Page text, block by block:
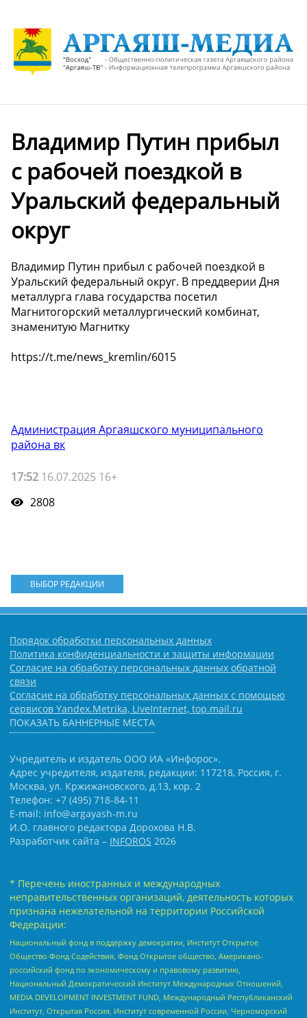
Владимир Путин прибыл
с рабочей поездкой в
Уральский федеральный
округ
Владимир Путин прибыл с рабочей поездкой в
Уральский федеральный округ. В преддверии Дня
металлурга глава государства посетил
Магнитогорский металлургический комбинат,
знаменитую Магнитку
https://t.me/news_kremlin/6015
Администрация Аргаяшского муниципального
района вк
17:52 16.07.2025 16+
2808
ВЫБОР РЕДАКЦИИ
Порядок обработки персональных данных
Политика конфиденциальности и защиты информации
Согласие на обработку персональных данных обратной
связи
Согласие на обработку персональных данных с помощью
сервисов Yandex.Metrika, LiveInternet, top.mail.ru
ПОКАЗАТЬ БАННЕРНЫЕ МЕСТА
Учредитель и издатель ООО ИА «Инфорос».
Адрес учредителя, издателя, редакции: 117218, Россия, г.
Москва, ул. Кржижановского, д.13, кор. 2
Телефон: +7 (495) 718-84-11
E-mail: info@argayash-m.ru
И.О. главного редактора Дорохова Н.В.
Разработчик сайта – INFOROS 2026
* Перечень иностранных и международных
неправительственных организаций, деятельность которых
признана нежелательной на территории Российской
Федерации:
Национальный фонд в поддержку демократии, Институт Открытое
Общество Фонд Содействия, Фонд Открытое общество, Американо-
российский фонд по экономическому и правовому развитию,
Национальный Демократический Институт Международных Отношений,
MEDIA DEVELOPMENT INVESTMENT FUND, Международный Республиканский
Институт, Открытая Россия, Институт современной России, Черноморский